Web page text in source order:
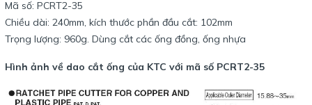
Mã số: PCRT2-35
Chiều dài: 240mm, kích thước phần đầu cắt: 102mm
Trọng lượng: 960g. Dùng cắt các ống đồng, ống nhựa
Hình ảnh về dao cắt ống của KTC với mã số PCRT2-35